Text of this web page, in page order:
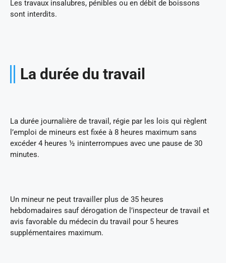
Les travaux insalubres, pénibles ou en débit de boissons
sont interdits.
La durée du travail
La durée journalière de travail, régie par les lois qui règlent
l’emploi de mineurs est fixée à 8 heures maximum sans
excéder 4 heures ½ ininterrompues avec une pause de 30
minutes.
Un mineur ne peut travailler plus de 35 heures
hebdomadaires sauf dérogation de l’inspecteur de travail et
avis favorable du médecin du travail pour 5 heures
supplémentaires maximum.